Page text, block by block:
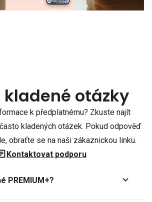
kladené otázky
k předplatnému? Zkuste najít
kladených otázek. Pokud odpověď
obraťte se na naši zákaznickou linku.
Kontaktovat podporu
PREMIUM+?